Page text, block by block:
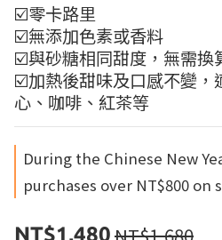
☑️零卡路里
☑️無添加色素或香料
☑️與砂糖相同甜度，無需換
☑️加熱後甜味及口感不變，
心、咖啡、紅茶等
During the Chinese New
purchases over NT$800
NT$1,480NT$1,680